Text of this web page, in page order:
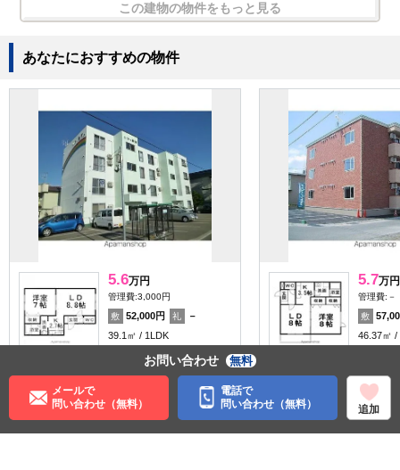
この建物の物件をもっと見る
あなたにおすすめの物件
5.6万円
管理費:3,000円
敷 52,000円 礼
－
39.1㎡
1LDK
北海道北見市美芳町２丁目
料理が楽 ペット可
5.7万円
管理費:－
敷
46.37㎡
北海道北
収納 パノラマ有
お問い合わせ 無料
メールで
問い合わせ（無料）
電話で
問い合わせ（無料）
追加